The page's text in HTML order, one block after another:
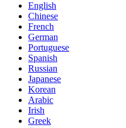
English
Chinese
French
German
Portuguese
Spanish
Russian
Japanese
Korean
Arabic
Irish
Greek